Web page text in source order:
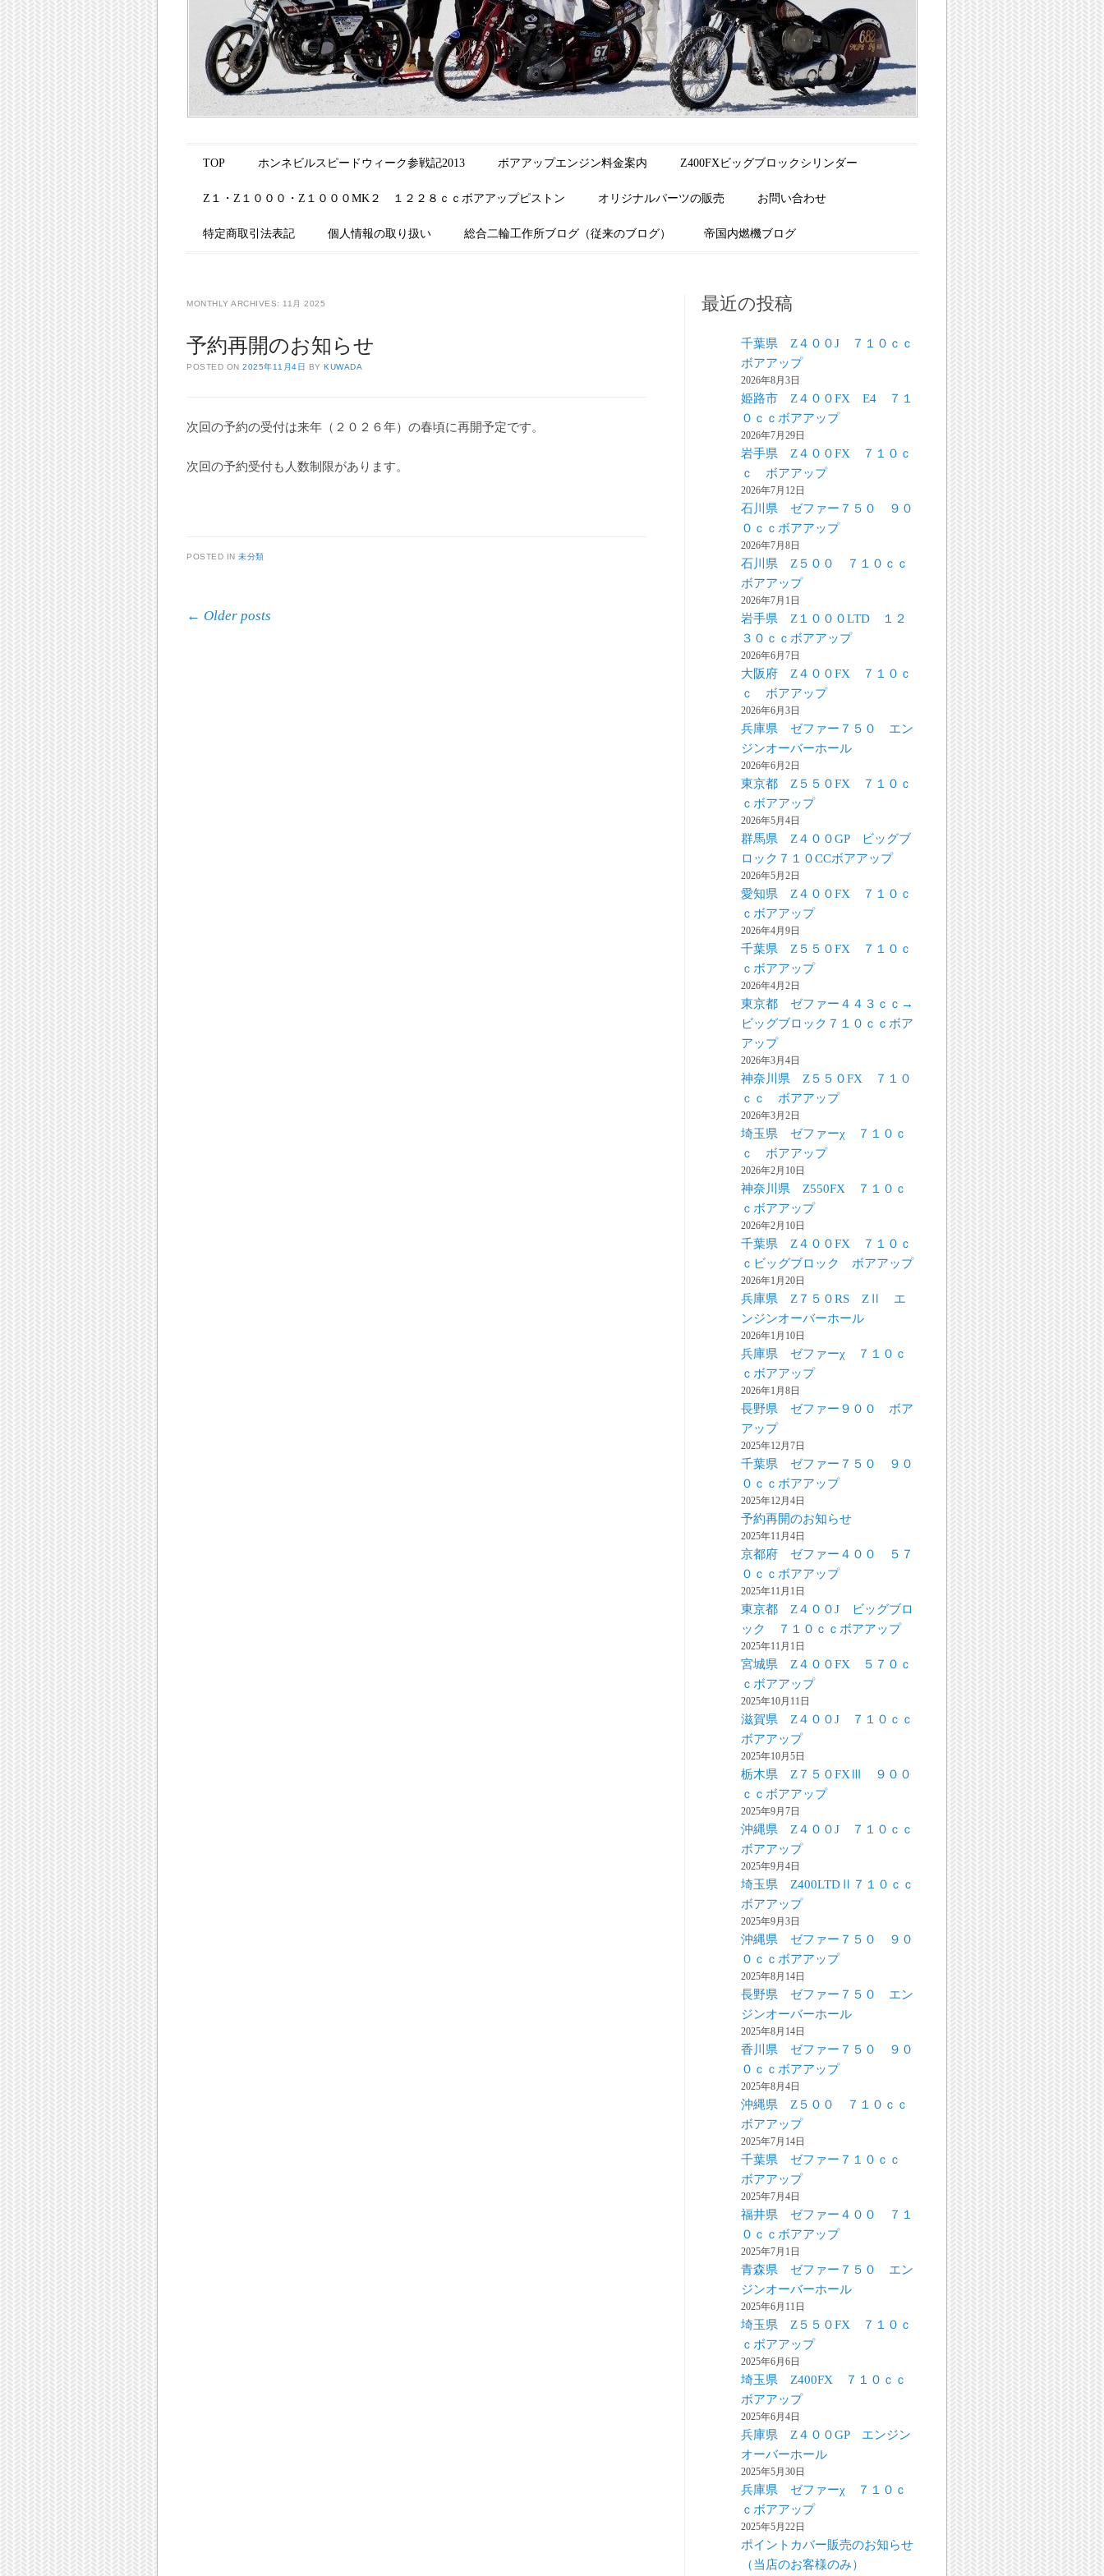
Main menu
Skip to content
TOP ホンネビルスピードウィーク参戦記2013 ボアアップエンジン料金案内 Z400FXビッグブロックシリンダー
Z１・Z１０００・Z１０００MK２ １２２８ｃｃボアアップピストン オリジナルパーツの販売 お問い合わせ
特定商取引法表記 個人情報の取り扱い 総合二輪工作所ブログ（従来のブログ） 帝国内燃機ブログ
MONTHLY ARCHIVES: 11月 2025
予約再開のお知らせ
POSTED ON 2025年11月4日 BY KUWADA
次回の予約の受付は来年（２０２６年）の春頃に再開予定です。
次回の予約受付も人数制限があります。
POSTED IN 未分類
Post navigation
← Older posts
最近の投稿
千葉県 Z４００J ７１０ｃｃ
ボアアップ
2026年8月3日
姫路市 Z４００FX E4 ７１
０ｃｃボアアップ
2026年7月29日
岩手県 Z４００FX ７１０ｃ
ｃ ボアアップ
2026年7月12日
石川県 ゼファー７５０ ９０
０ｃｃボアアップ
2026年7月8日
石川県 Z５００ ７１０ｃｃ
ボアアップ
2026年7月1日
岩手県 Z１０００LTD １２
３０ｃｃボアアップ
2026年6月7日
大阪府 Z４００FX ７１０ｃ
ｃ ボアアップ
2026年6月3日
兵庫県 ゼファー７５０ エン
ジンオーバーホール
2026年6月2日
東京都 Z５５０FX ７１０ｃ
ｃボアアップ
2026年5月4日
群馬県 Z４００GP ビッグブ
ロック７１０CCボアアップ
2026年5月2日
愛知県 Z４００FX ７１０ｃ
ｃボアアップ
2026年4月9日
千葉県 Z５５０FX ７１０ｃ
ｃボアアップ
2026年4月2日
東京都 ゼファー４４３ｃｃ→
ビッグブロック７１０ｃｃボア
アップ
2026年3月4日
神奈川県 Z５５０FX ７１０
ｃｃ ボアアップ
2026年3月2日
埼玉県 ゼファーχ ７１０ｃ
ｃ ボアアップ
2026年2月10日
神奈川県 Z550FX ７１０ｃ
ｃボアアップ
2026年2月10日
千葉県 Z４００FX ７１０ｃ
ｃビッグブロック ボアアップ
2026年1月20日
兵庫県 Z７５０RS ZⅡ エ
ンジンオーバーホール
2026年1月10日
兵庫県 ゼファーχ ７１０ｃ
ｃボアアップ
2026年1月8日
長野県 ゼファー９００ ボア
アップ
2025年12月7日
千葉県 ゼファー７５０ ９０
０ｃｃボアアップ
2025年12月4日
予約再開のお知らせ
2025年11月4日
京都府 ゼファー４００ ５７
０ｃｃボアアップ
2025年11月1日
東京都 Z４００J ビッグブロ
ック ７１０ｃｃボアアップ
2025年11月1日
宮城県 Z４００FX ５７０ｃ
ｃボアアップ
2025年10月11日
滋賀県 Z４００J ７１０ｃｃ
ボアアップ
2025年10月5日
栃木県 Z７５０FXⅢ ９００
ｃｃボアアップ
2025年9月7日
沖縄県 Z４００J ７１０ｃｃ
ボアアップ
2025年9月4日
埼玉県 Z400LTDⅡ７１０ｃｃ
ボアアップ
2025年9月3日
沖縄県 ゼファー７５０ ９０
０ｃｃボアアップ
2025年8月14日
長野県 ゼファー７５０ エン
ジンオーバーホール
2025年8月14日
香川県 ゼファー７５０ ９０
０ｃｃボアアップ
2025年8月4日
沖縄県 Z５００ ７１０ｃｃ
ボアアップ
2025年7月14日
千葉県 ゼファー７１０ｃｃ
ボアアップ
2025年7月4日
福井県 ゼファー４００ ７１
０ｃｃボアアップ
2025年7月1日
青森県 ゼファー７５０ エン
ジンオーバーホール
2025年6月11日
埼玉県 Z５５０FX ７１０ｃ
ｃボアアップ
2025年6月6日
埼玉県 Z400FX ７１０ｃｃ
ボアアップ
2025年6月4日
兵庫県 Z４００GP エンジン
オーバーホール
2025年5月30日
兵庫県 ゼファーχ ７１０ｃ
ｃボアアップ
2025年5月22日
ポイントカバー販売のお知らせ
（当店のお客様のみ）